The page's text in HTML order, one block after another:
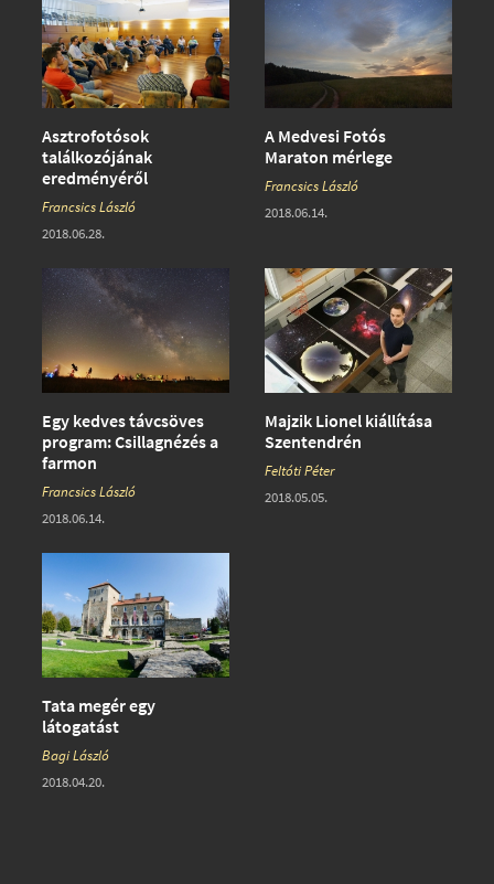
Asztrofotósok
találkozójának
eredményéről
Francsics László
2018.06.28.
A Medvesi Fotós
Maraton mérlege
Francsics László
2018.06.14.
Egy kedves távcsöves
program: Csillagnézés a
farmon
Francsics László
2018.06.14.
Majzik Lionel kiállítása
Szentendrén
Feltóti Péter
2018.05.05.
Tata megér egy
látogatást
Bagi László
2018.04.20.